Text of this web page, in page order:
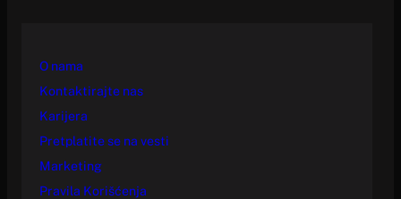
O nama
Kontaktirajte nas
Karijera
Pretplatite se na vesti
Marketing
Pravila Korišćenja